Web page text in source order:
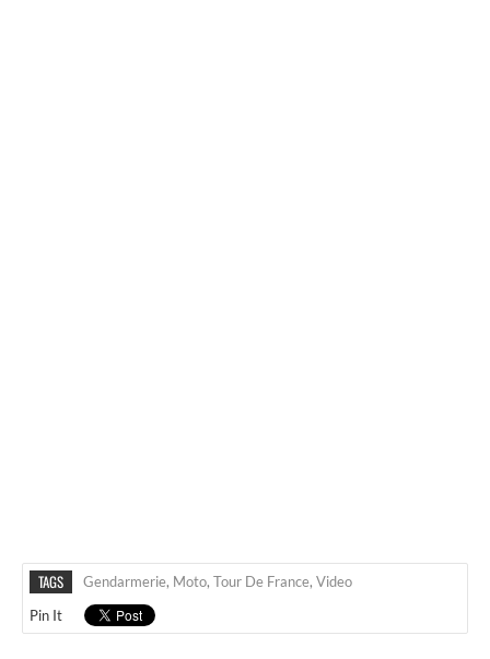
TAGS Gendarmerie, Moto, Tour De France, Video
Pin It